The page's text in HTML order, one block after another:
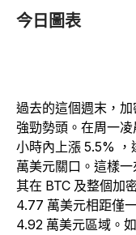
今日圖表
過去的這個週末，
強勁勢頭。在周一
小時內上漲 5.5%
萬美元關口。這樣
其在 BTC 及整個加
4.77 萬美元相距僅
4.92 萬美元區域。